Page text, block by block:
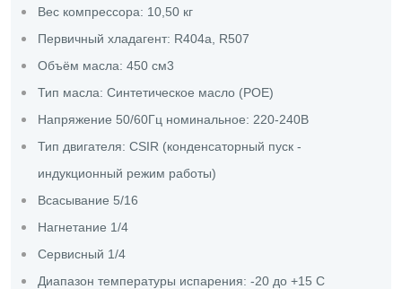
Вес компрессора: 10,50 кг
Первичный хладагент: R404a, R507
Объём масла: 450 см3
Тип масла: Синтетическое масло (POE)
Напряжение 50/60Гц номинальное: 220-240В
Тип двигателя: CSIR (конденсаторный пуск -
индукционный режим работы)
Всасывание 5/16
Нагнетание 1/4
Сервисный 1/4
Диапазон температуры испарения: -20 до +15 С